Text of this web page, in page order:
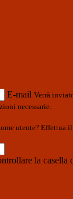
E-mail Verrà
necessarie.
utente? Effettua
la casella